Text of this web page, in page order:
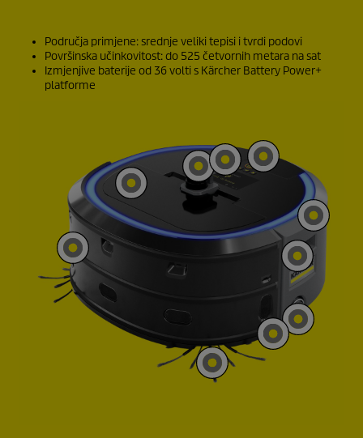
Područja primjene: srednje veliki tepisi i tvrdi podovi
Površinska učinkovitost: do 525 četvornih metara na sat
Izmjenjive baterije od 36 volti s Kärcher Battery Power+
platforme